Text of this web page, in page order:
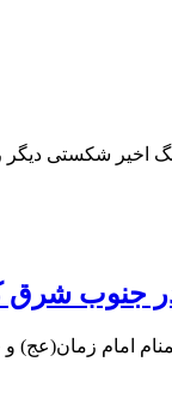
شکستی دیگر را
امام